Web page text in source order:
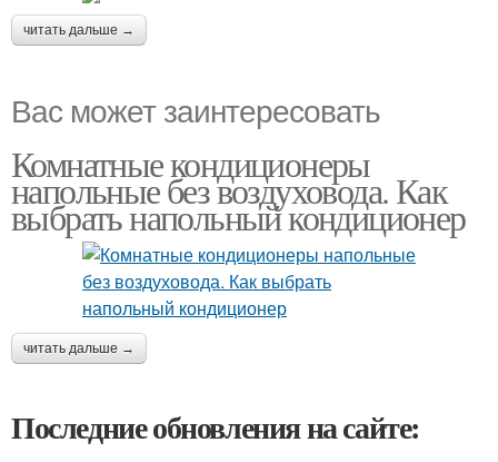
читать дальше →
Вас может заинтересовать
Комнатные кондиционеры
напольные без воздуховода. Как
выбрать напольный кондиционер
читать дальше →
Последние обновления на сайте: